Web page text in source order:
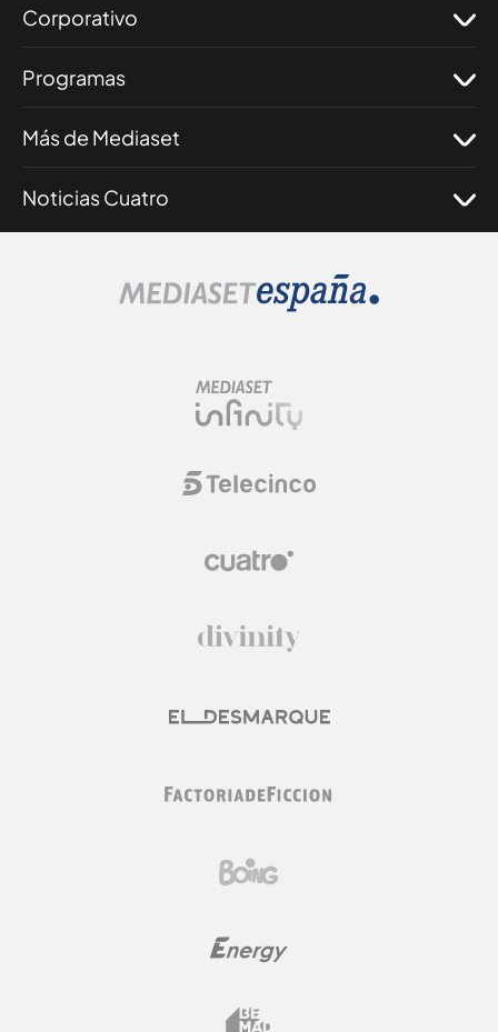
Corporativo
Programas
Más de Mediaset
Noticias Cuatro